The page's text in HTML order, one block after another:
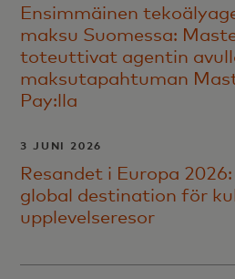
Ensimmäinen
maksu Suomessa:
toteuttivat agentin
maksutapahtuman
Pay:lla
3 JUNI 2026
Resandet i Europa
global destination för
upplevelseresor